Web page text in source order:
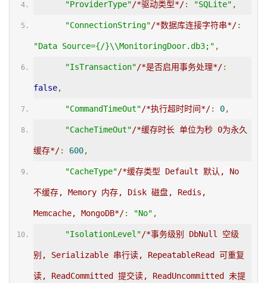
"ProviderType"/*驱动类型*/: "SQLite" ,
"ConnectionString"/*数据库连接字符串*/:
"Data Source={/}\\MonitoringDoor.db3;" ,
"IsTransaction"/*是否启用事务处理*/:
false,
"CommandTimeOut"/*执行超时时间*/: 0,
"CacheTimeOut"/*缓存时长 单位为秒 0为永久
缓存*/: 600,
"CacheType"/*缓存类型 Default 默认, No
不缓存, Memory 内存, Disk 磁盘, Redis,
Memcache, MongoDB*/: "No" ,
"IsolationLevel"/*事务级别 DbNull 空级
别, Serializable 串行读, RepeatableRead 可重复
读, ReadCommitted 提交读, ReadUncommitted 未提